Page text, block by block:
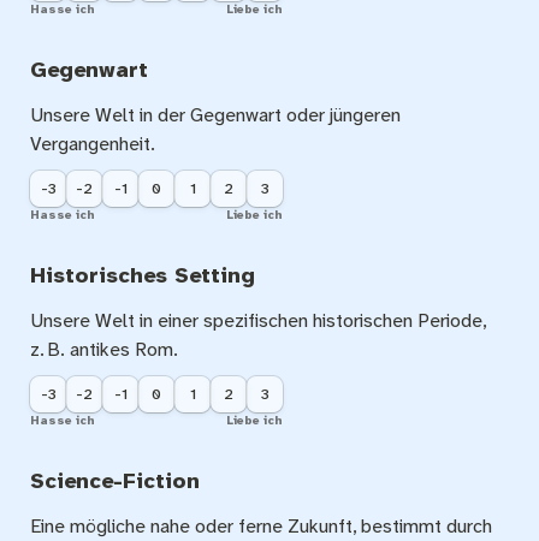
Hasse ich Liebe ich
Gegenwart
Unsere Welt in der Gegenwart oder jüngeren
Vergangenheit.
-3 -2 -1 0 1 2 3
Hasse ich Liebe ich
Historisches Setting
Unsere Welt in einer spezifischen historischen Periode,
z. B. antikes Rom.
-3 -2 -1 0 1 2 3
Hasse ich Liebe ich
Science-Fiction
Eine mögliche nahe oder ferne Zukunft, bestimmt durch